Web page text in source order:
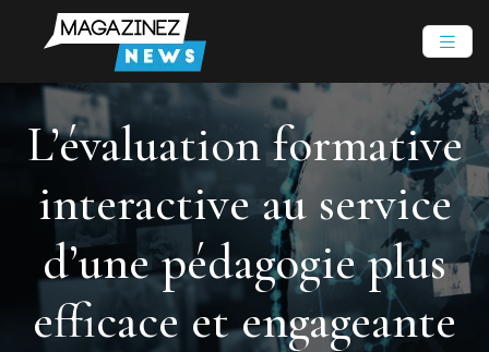
L’évaluation formative
interactive au service
d’une pédagogie plus
efficace et engageante